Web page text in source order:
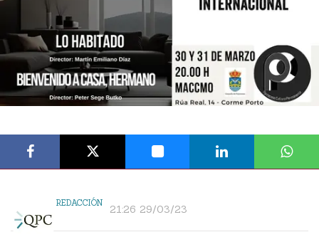
REDACCIÓN 21:26 29/03/23